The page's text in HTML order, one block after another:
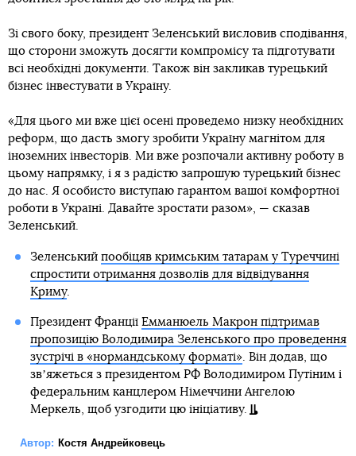
Зі свого боку, президент Зеленський висловив сподівання,
що сторони зможуть досягти компромісу та підготувати
всі необхідні документи. Також він закликав турецький
бізнес інвестувати в Україну.
«Для цього ми вже цієї осені проведемо низку необхідних
реформ, що дасть змогу зробити Україну магнітом для
іноземних інвесторів. Ми вже розпочали активну роботу в
цьому напрямку, і я з радістю запрошую турецький бізнес
до нас. Я особисто виступаю гарантом вашої комфортної
роботи в Україні. Давайте зростати разом», — сказав
Зеленський.
Зеленський пообіцяв кримським татарам у Туреччині
спростити отримання дозволів для відвідування
Криму.
Президент Франції Емманюель Макрон підтримав
пропозицію Володимира Зеленського про проведення
зустрічі в «нормандському форматі». Він додав, що
звʼяжеться з президентом РФ Володимиром Путіним і
федеральним канцлером Німеччини Ангелою
Меркель, щоб узгодити цю ініціативу.
Автор: Костя Андрейковець